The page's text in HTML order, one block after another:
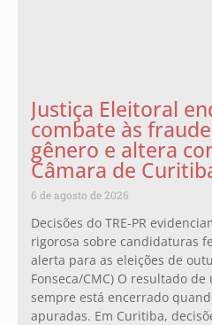
Justiça Eleitoral
combate às
gênero e altera
Câmara de
6 de agosto de 2026
Decisões do TRE-PR
rigorosa sobre candidaturas
alerta para as eleições de
Fonseca/CMC) O resultado
sempre está encerrado
apuradas. Em Curitiba,